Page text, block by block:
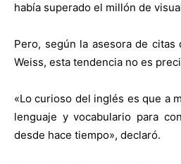
había superado el millón de
Pero, según la asesora de citas
Weiss, esta tendencia no es
«Lo curioso del inglés es que a
lenguaje y vocabulario para
desde hace tiempo», declaró.